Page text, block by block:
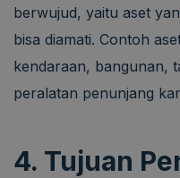
berwujud, yaitu aset
bisa diamati. Contoh
kendaraan, bangunan,
peralatan penunjang
4. Tujuan